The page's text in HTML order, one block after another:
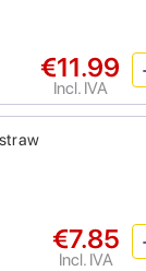
€11.99
Incl. IVA
€7.85
Incl. IVA